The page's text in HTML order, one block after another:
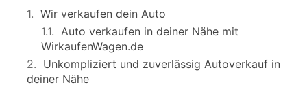
Wir verkaufen dein Auto
Auto verkaufen in deiner Nähe mit
WirkaufenWagen.de
Unkompliziert und zuverlässig Autoverkauf in
deiner Nähe